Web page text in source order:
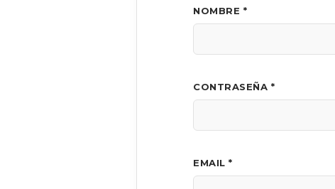
NOMBRE *
CONTRASEÑA *
EMAIL *